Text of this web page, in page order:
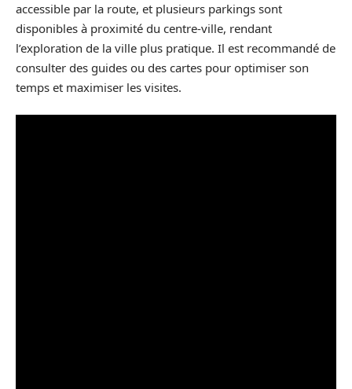
accessible par la route, et plusieurs parkings sont
disponibles à proximité du centre-ville, rendant
l’exploration de la ville plus pratique. Il est recommandé de
consulter des guides ou des cartes pour optimiser son
temps et maximiser les visites.